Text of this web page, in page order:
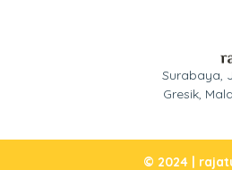
Surabaya,
Gresik,
© 2024 |